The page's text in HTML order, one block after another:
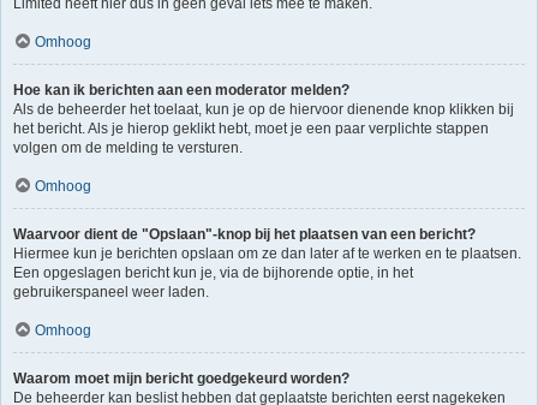
Limited heeft hier dus in geen geval iets mee te maken.
Omhoog
Hoe kan ik berichten aan een moderator melden?
Als de beheerder het toelaat, kun je op de hiervoor dienende knop klikken bij
het bericht. Als je hierop geklikt hebt, moet je een paar verplichte stappen
volgen om de melding te versturen.
Omhoog
Waarvoor dient de "Opslaan"-knop bij het plaatsen van een bericht?
Hiermee kun je berichten opslaan om ze dan later af te werken en te plaatsen.
Een opgeslagen bericht kun je, via de bijhorende optie, in het
gebruikerspaneel weer laden.
Omhoog
Waarom moet mijn bericht goedgekeurd worden?
De beheerder kan beslist hebben dat geplaatste berichten eerst nagekeken